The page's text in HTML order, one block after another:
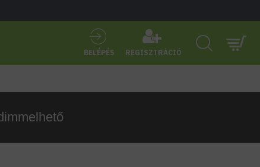
BELÉPÉS REGISZTRÁCIÓ